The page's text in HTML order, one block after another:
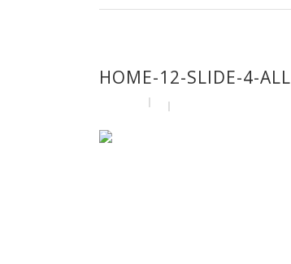
HOME-12-SLIDE-4-ALL